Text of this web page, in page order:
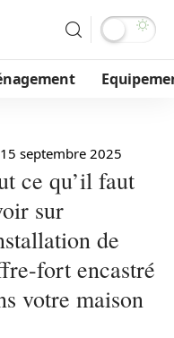
15 septembre 2025
ce qu’il faut
sur
de
fort encastré
votre maison